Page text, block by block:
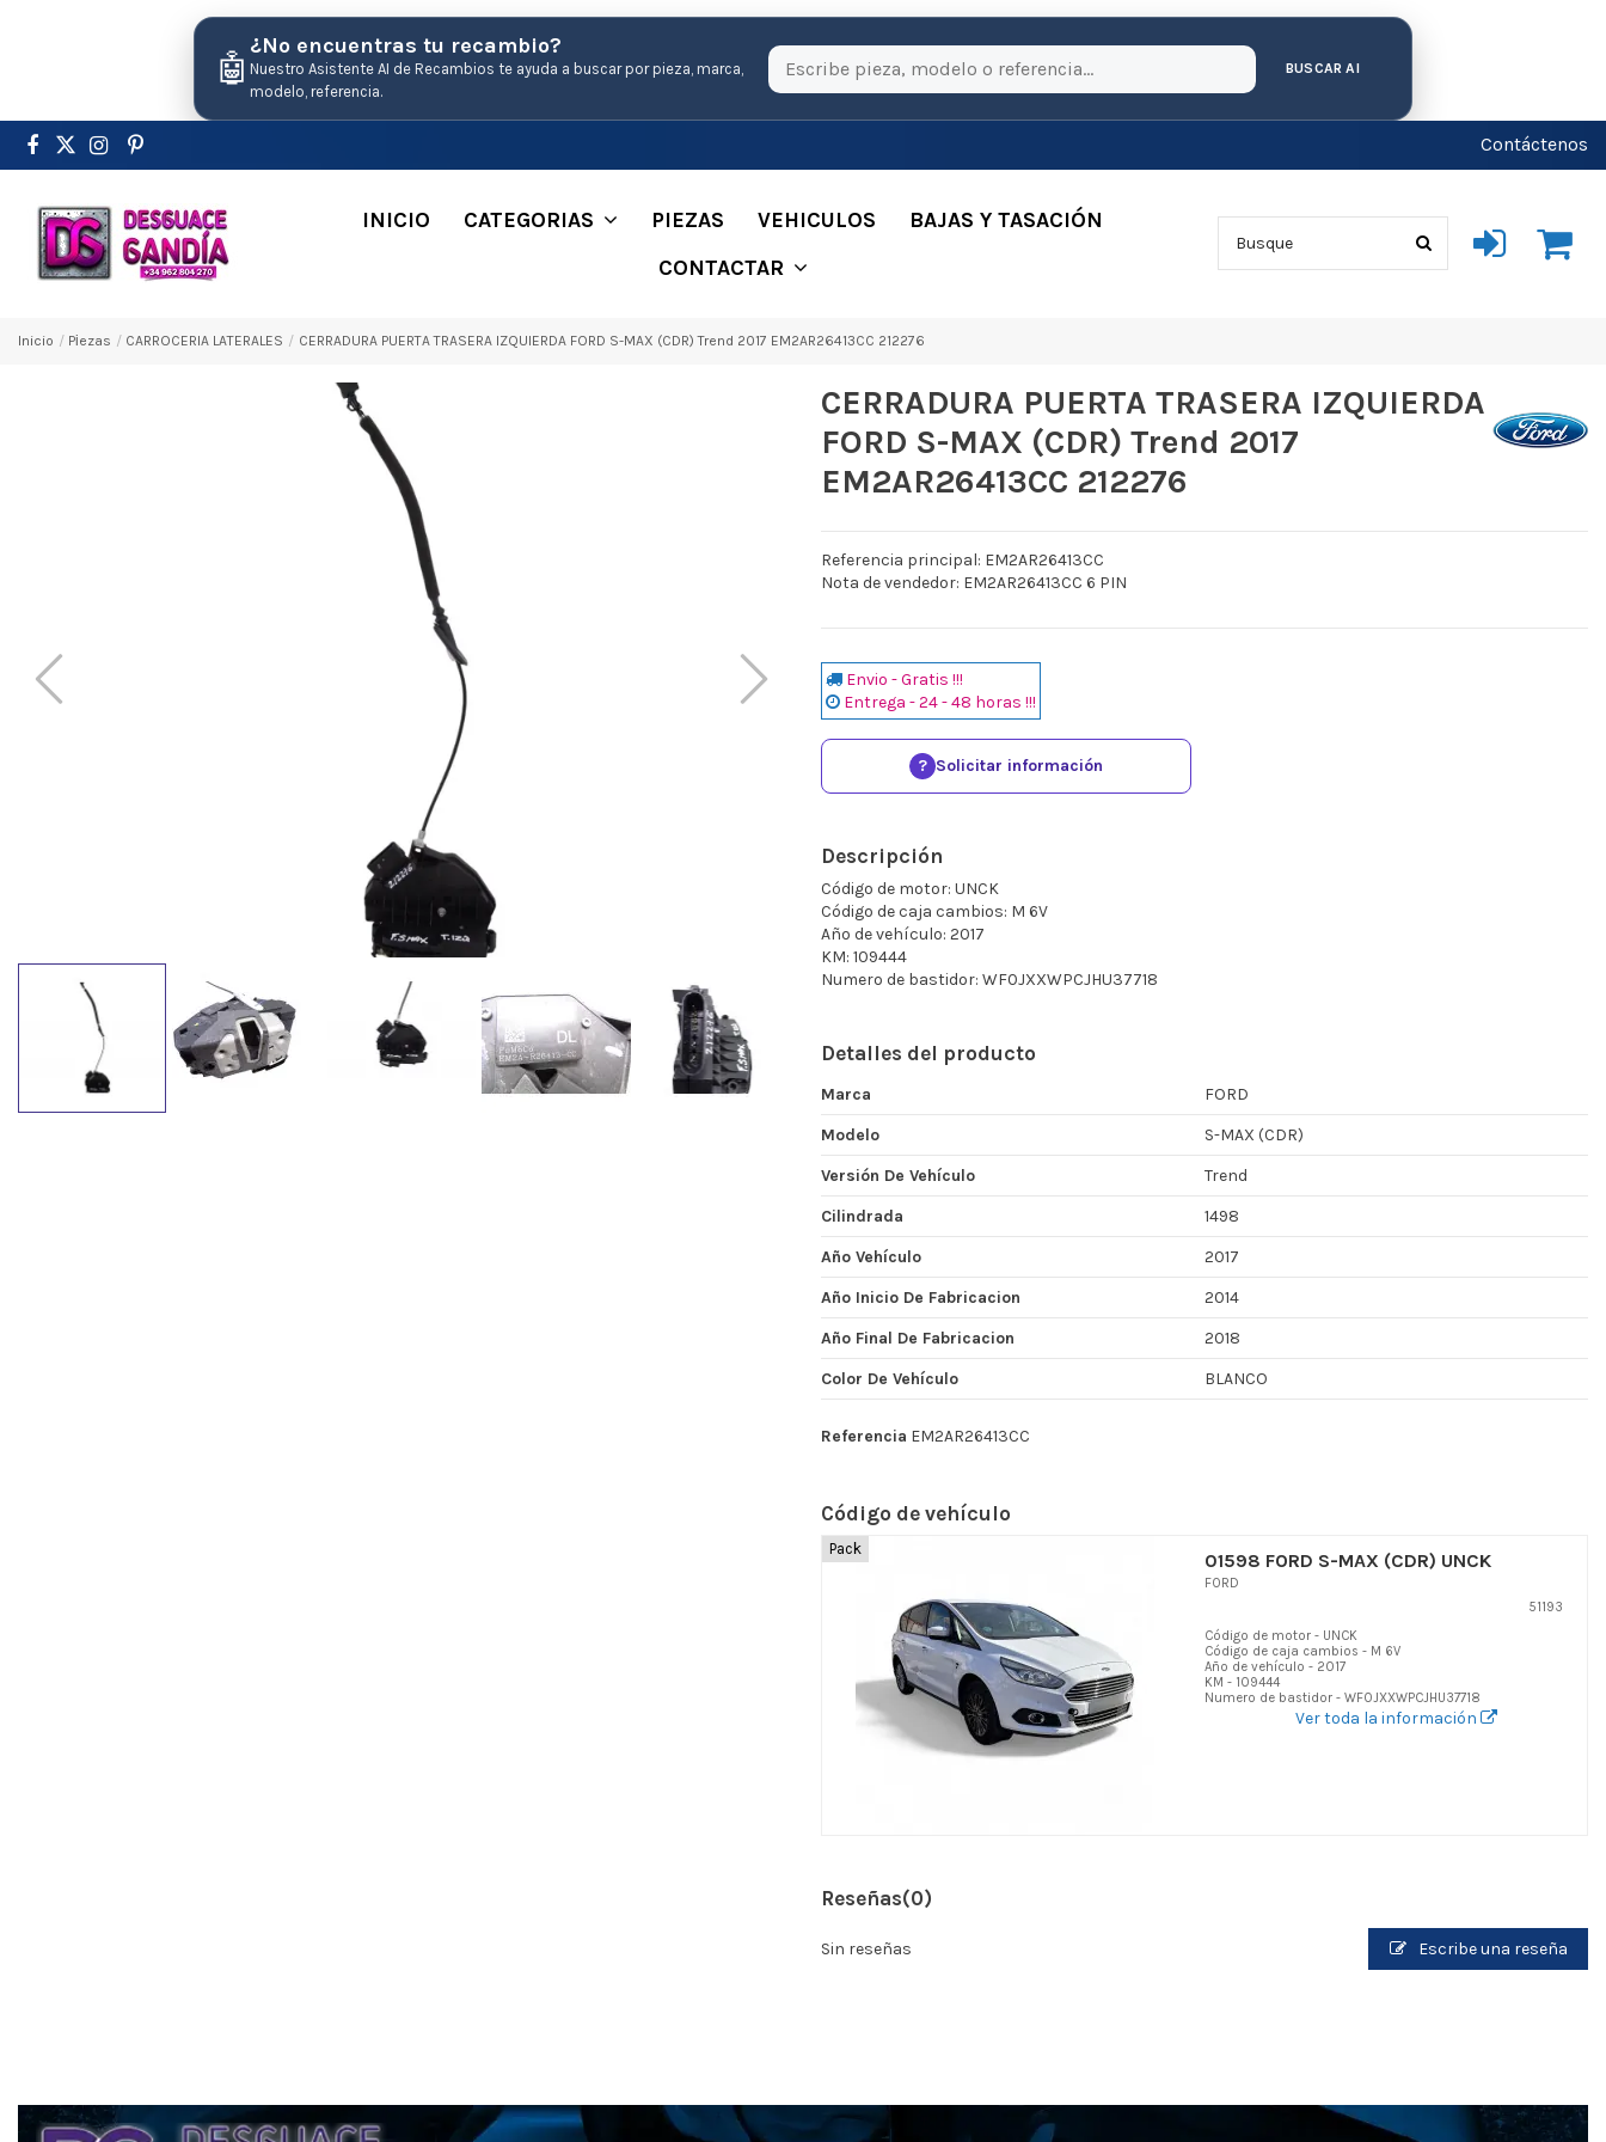
🤖
¿No encuentras tu recambio?
Nuestro Asistente AI de Recambios te ayuda a buscar por pieza, marca,
modelo, referencia.
BUSCAR AI
Contáctenos
INICIO CATEGORIAS PIEZAS VEHICULOS
BAJAS Y TASACIÓN
CONTACTAR
Inicio Pіezas CARROCERIA LATERALES CERRADURA PUERTA TRASERA IZQUIERDA FORD S-MAX (CDR) Trend 2017 EM2AR26413CC 212276
CERRADURA PUERTA TRASERA IZQUIERDA
FORD S-MAX (CDR) Trend 2017
EM2AR26413CC 212276
Referencia principal: EM2AR26413CC
Nota de vendedor: EM2AR26413CC 6 PIN
Envio - Gratis !!!
Entrega - 24 - 48 horas !!!
? Solicitar información
Descripción
Código de motor: UNCK
Código de caja cambios: M 6V
Año de vehículo: 2017
KM: 109444
Numero de bastidor: WF0JXXWPCJHU37718
Detalles del producto
Marca
FORD
Modelo
S-MAX (CDR)
Versión De Vehículo
Trend
Cilindrada
1498
Año Vehículo
2017
Año Inicio De Fabricacion
2014
Año Final De Fabricacion
2018
Color De Vehículo
BLANCO
Referencia EM2AR26413CC
Código de vehículo
Pack
01598 FORD S-MAX (CDR) UNCK
FORD
51193
Código de motor - UNCK
Código de caja cambios - M 6V
Año de vehículo - 2017
KM - 109444
Numero de bastidor - WF0JXXWPCJHU37718
Ver toda la información
Reseñas(0)
Sin reseñas Escribe una reseña